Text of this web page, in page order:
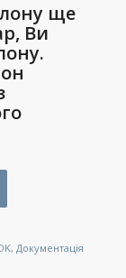
ще
Ви
, Документація